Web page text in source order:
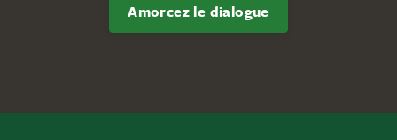
Amorcez le dialogue